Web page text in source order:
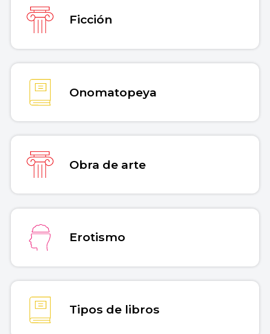
Ficción
Onomatopeya
Obra de arte
Erotismo
Tipos de libros